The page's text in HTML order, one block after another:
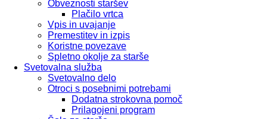
Obveznosti staršev
Plačilo vrtca
Vpis in uvajanje
Premestitev in izpis
Koristne povezave
Spletno okolje za starše
Svetovalna služba
Svetovalno delo
Otroci s posebnimi potrebami
Dodatna strokovna pomoč
Prilagojeni program